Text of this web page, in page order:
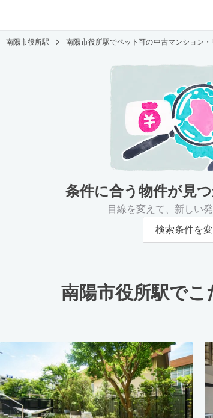
南陽市役所駅 南陽市役所駅でペット可の中古マンション
条件に合う物件が見
目線を変えて、新しい
検索条件を
南陽市役所駅で